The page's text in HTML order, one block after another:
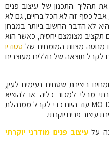
תהליך התכנון של עיצוב פנים
אבל כסף זה לא הכל בחיים, גם לא
לא הדבר החשוב ביותר במבחן
תקציב מצומצם יחסית, כאשר הוא
מצוות המומחים של סטודיו
לקבל תוצאה של חללים מעוצבים
ביצירת שטחים נעימים לעין,
מבלי למכור כליה או להוציא
MO עוד היום כדי לקבל ממנהלת
עיצוב פנים יוקרתי.
על עיצוב פנים מודרני יוקרתי